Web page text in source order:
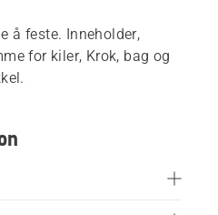
å feste. Inneholder,
for kiler, Krok, bag og